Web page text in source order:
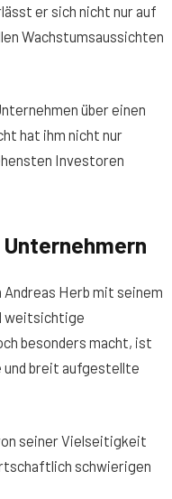
er sich nicht nur auf
Wachstumsaussichten
über einen
hat ihm nicht nur
Investoren
Herb mit seinem
weitsichtige
besonders macht, ist
und breit aufgestellte
seiner Vielseitigkeit
schwierigen